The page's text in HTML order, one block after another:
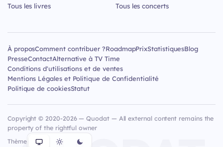
Tous les livres
Tous les concerts
À proposComment contribuer ?RoadmapPrixStatistiquesBlog
PresseContactAlternative à TV Time
Conditions d'utilisations et de ventes
Mentions Légales et Politique de Confidentialité
Politique de cookiesStatut
Copyright © 2020-2026 — Quodat — All external content remains the
property of the rightful owner
Thème